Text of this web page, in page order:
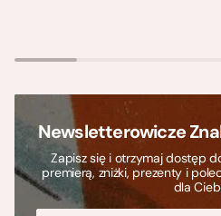
Newsletterowicze
Zapisz się i otrzymaj dostęp
premierą, zniżki, prezenty i
dla